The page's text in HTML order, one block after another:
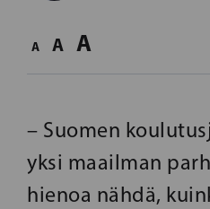
A A A
– Suomen
yksi maailman
hienoa nähdä,